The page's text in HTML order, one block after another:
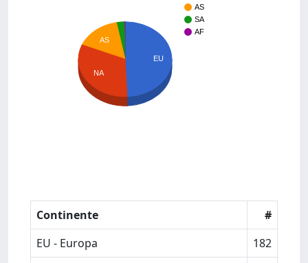
AS
SA
AF
EU
AS
NA
Continente
#
EU - Europa
182